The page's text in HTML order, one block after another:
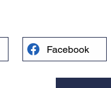
Facebook